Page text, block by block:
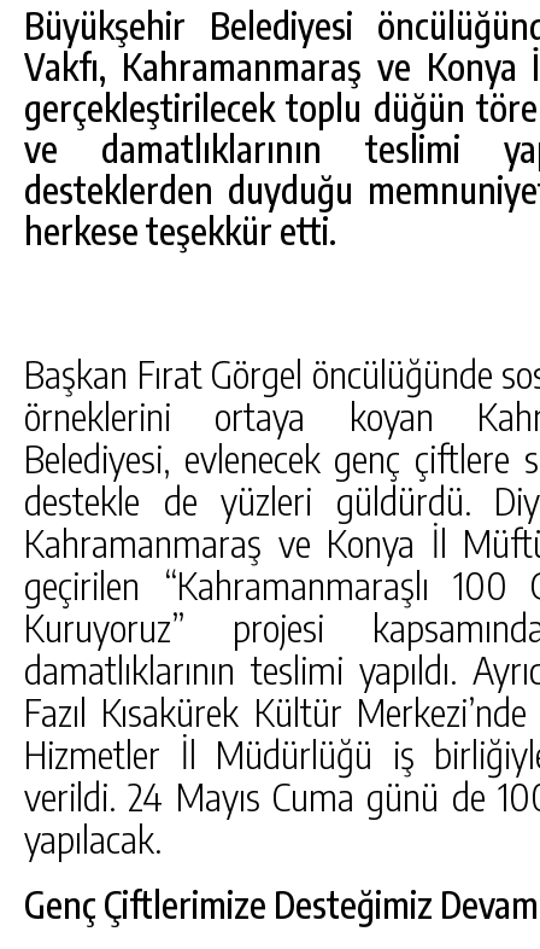
Büyükşehir Belediyesi
Vakfı, Kahramanmaraş ve
gerçekleştirilecek toplu düğün
ve damatlıklarının teslimi
desteklerden duyduğu
herkese teşekkür etti.
Başkan Fırat Görgel öncülüğünde
örneklerini ortaya koyan
Belediyesi, evlenecek genç çiftlere
destekle de yüzleri güldürdü.
Kahramanmaraş ve Konya İl
geçirilen “Kahramanmaraşlı 100
Kuruyoruz” projesi
damatlıklarının teslimi yapıldı.
Fazıl Kısakürek Kültür
Hizmetler İl Müdürlüğü iş
verildi. 24 Mayıs Cuma günü de
yapılacak.
Genç Çiftlerimize Desteğimiz
GÜNLÜK HABER AKIŞI
GÖKSUN HAFIZLIK KIZ KUR’AN KURSU
ÖĞRENCILERINE DARENDE GEZISI.